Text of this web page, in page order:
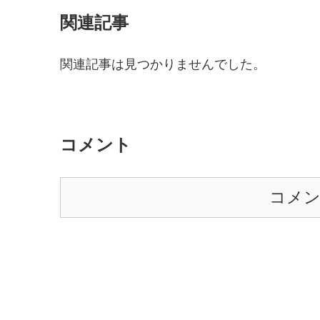
関連記事
関連記事は見つかりませんでした。
コメント
コメ